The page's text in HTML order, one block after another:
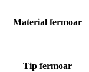
Material fermoar
Tip fermoar